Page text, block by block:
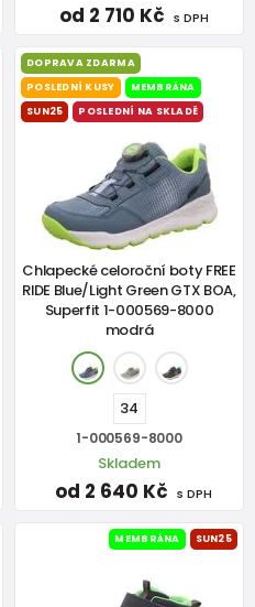
od 2 710 Kč s DPH
DOPRAVA ZDARMA
POSLEDNÍ KUSY
MEMBRÁNA
SUN25
POSLEDNÍ NA SKLADĚ
Chlapecké celoroční boty FREE
RIDE Blue/Light Green GTX BOA,
Superfit 1-000569-8000
modrá
34
1-000569-8000
Skladem
od 2 640 Kč s DPH
MEMBRÁNA SUN25